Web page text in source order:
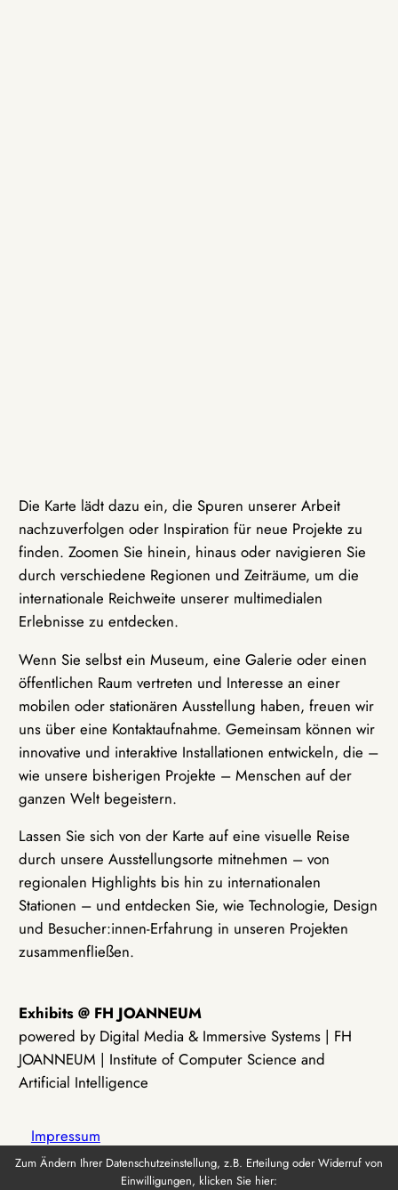
Die Karte lädt dazu ein, die Spuren unserer Arbeit
nachzuverfolgen oder Inspiration für neue Projekte zu
finden. Zoomen Sie hinein, hinaus oder navigieren Sie
durch verschiedene Regionen und Zeiträume, um die
internationale Reichweite unserer multimedialen
Erlebnisse zu entdecken.
Wenn Sie selbst ein Museum, eine Galerie oder einen
öffentlichen Raum vertreten und Interesse an einer
mobilen oder stationären Ausstellung haben, freuen wir
uns über eine Kontaktaufnahme. Gemeinsam können wir
innovative und interaktive Installationen entwickeln, die –
wie unsere bisherigen Projekte – Menschen auf der
ganzen Welt begeistern.
Lassen Sie sich von der Karte auf eine visuelle Reise
durch unsere Ausstellungsorte mitnehmen – von
regionalen Highlights bis hin zu internationalen
Stationen – und entdecken Sie, wie Technologie, Design
und Besucher:innen-Erfahrung in unseren Projekten
zusammenfließen.
Exhibits @ FH JOANNEUM
powered by Digital Media & Immersive Systems | FH
JOANNEUM | Institute of Computer Science and
Artificial Intelligence
Impressum
Zum Ändern Ihrer Datenschutzeinstellung, z.B. Erteilung oder Widerruf von
Einwilligungen, klicken Sie hier: